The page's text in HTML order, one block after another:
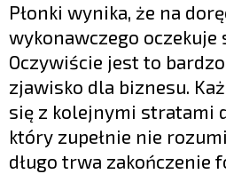
Płonki wynika, że na
wykonawczego oczekuje
Oczywiście jest to
zjawisko dla biznesu.
się z kolejnymi stratami
który zupełnie nie
długo trwa zakończenie